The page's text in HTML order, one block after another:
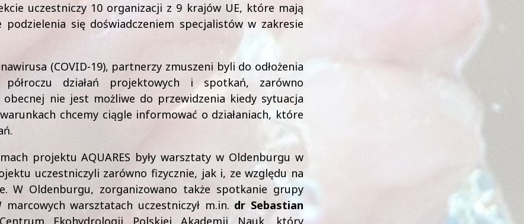
uczestniczy 10 organizacji z 9 krajów UE, które mają
się doświadczeniem specjalistów w zakresie
(COVID-19), partnerzy zmuszeni byli do odłożenia
działań projektowych i spotkań, zarówno
nie jest możliwe do przewidzenia kiedy sytuacja
chcemy ciągle informować o działaniach, które
projektu AQUARES były warsztaty w Oldenburgu w
uczestniczyli zarówno fizycznie, jak i, ze względu na
W Oldenburgu, zorganizowano także spotkanie grupy
warsztatach uczestniczył m.in. dr Sebastian
Ekohydrologii Polskiej Akademii Nauk, który